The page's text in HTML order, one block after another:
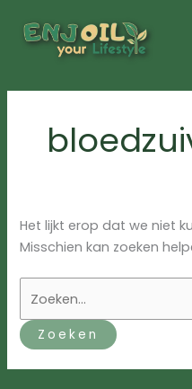
naar
Het lijkt erop dat we niet
Misschien kan zoeken
naar: